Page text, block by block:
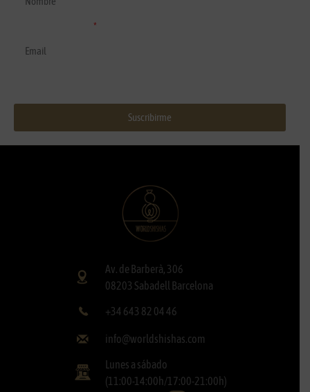
Suscribirme
Av. de Barberà, 306
08203 Sabadell Barcelona
+34 643 82 04 46
info@worldshishas.com
Lunes a sábado
(11:00-14:00h/17:00-21:00h)